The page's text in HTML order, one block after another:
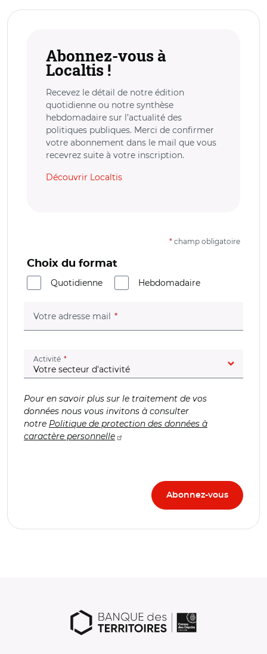
Abonnez-vous à
Localtis !
Recevez le détail de notre édition
quotidienne ou notre synthèse
hebdomadaire sur l’actualité des
politiques publiques. Merci de confirmer
votre abonnement dans le mail que vous
recevrez suite à votre inscription.
Découvrir Localtis
* champ obligatoire
Choix du format
Quotidienne
Hebdomadaire
Votre adresse mail (champ obligatoire)
Activité (champ obligatoire)
Pour en savoir plus sur le traitement de vos
données nous vous invitons à consulter
notre Politique de protection des données à
caractère personnelle